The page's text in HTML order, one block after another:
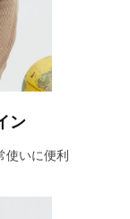
ン
いに便利